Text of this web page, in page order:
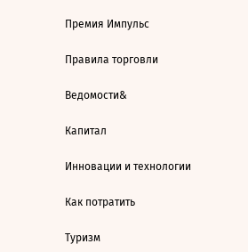
Премия Импульс
Правила торговли
Ведомости&
Капитал
Инновации и технологии
Как потратить
Туризм